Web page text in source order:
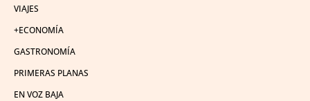
VIAJES
+ECONOMÍA
GASTRONOMÍA
PRIMERAS PLANAS
EN VOZ BAJA